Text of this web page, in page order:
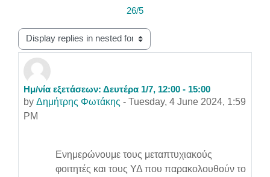
26/5
Display mode
Ημ/νία εξετάσεων: Δευτέρα 1/7, 12:00 - 15:00
by Δημήτρης Φωτάκης - Tuesday, 4 June 2024, 1:59
PM
Number of replies: 0
Ενημερώνουμε τους μεταπτυχιακούς
φοιτητές και τους ΥΔ που παρακολουθούν το